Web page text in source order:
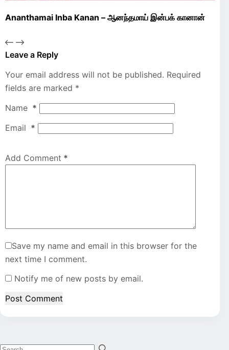
Ananthamai Inba Kanan – ஆனந்தமாய் இன்பக் கானான்
Leave a Reply
Your email address will not be published. Required
fields are marked *
Name *
Email *
Add Comment *
Save my name and email in this browser for the
next time I comment.
Notify me of new posts by email.
Post Comment